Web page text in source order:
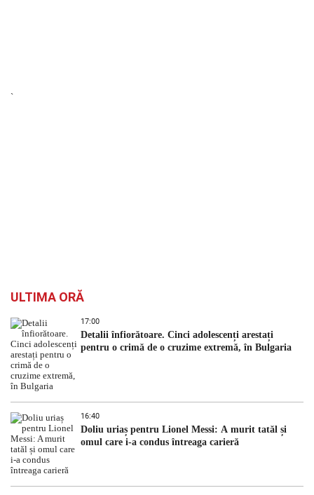
`
ULTIMA ORĂ
17:00
Detalii înfiorătoare. Cinci adolescenți arestați
pentru o crimă de o cruzime extremă, în Bulgaria
16:40
Doliu uriaș pentru Lionel Messi: A murit tatăl și
omul care i-a condus întreaga carieră